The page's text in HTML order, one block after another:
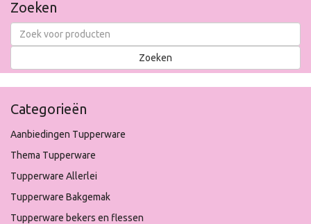
Zoeken
Categorieën
Aanbiedingen Tupperware
Thema Tupperware
Tupperware Allerlei
Tupperware Bakgemak
Tupperware bekers en flessen